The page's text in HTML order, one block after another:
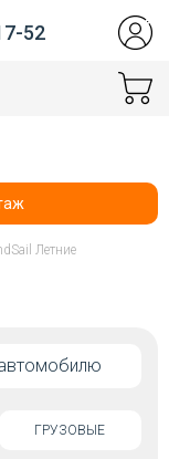
52
Летние
ГРУЗОВЫЕ